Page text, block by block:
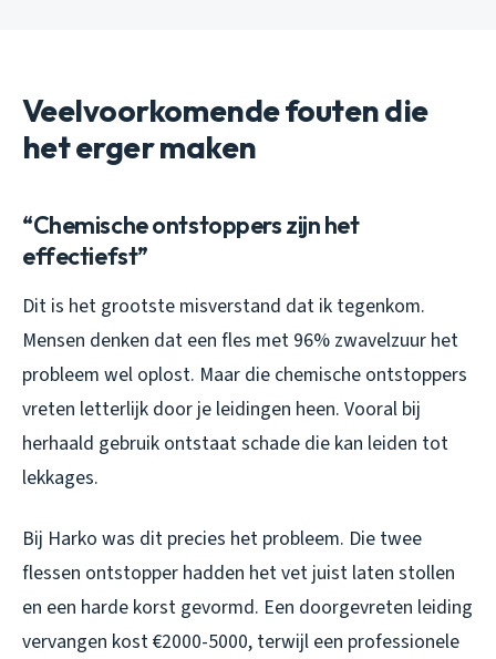
Veelvoorkomende fouten die
het erger maken
“Chemische ontstoppers zijn het
effectiefst”
Dit is het grootste misverstand dat ik tegenkom.
Mensen denken dat een fles met 96% zwavelzuur het
probleem wel oplost. Maar die chemische ontstoppers
vreten letterlijk door je leidingen heen. Vooral bij
herhaald gebruik ontstaat schade die kan leiden tot
lekkages.
Bij Harko was dit precies het probleem. Die twee
flessen ontstopper hadden het vet juist laten stollen
en een harde korst gevormd. Een doorgevreten leiding
vervangen kost €2000-5000, terwijl een professionele